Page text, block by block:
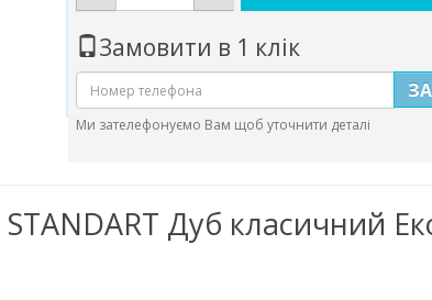
Замовити в 1 клік
Ми зателефонуємо Вам щоб уточнити деталі
Дуб класичний